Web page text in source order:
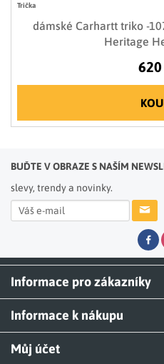
Trička
dámské Carhartt triko -
Heritage
BUĎTE V OBRAZE S NAŠÍM
slevy, trendy a novinky.
Informace pro zákazníky
Informace k nákupu
Můj účet